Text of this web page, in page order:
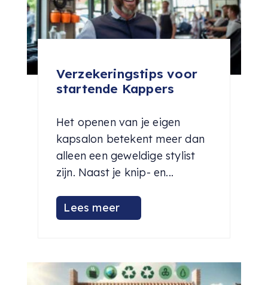
Verzekeringstips voor
startende Kappers
Het openen van je eigen
kapsalon betekent meer dan
alleen een geweldige stylist
zijn. Naast je knip- en...
Lees meer